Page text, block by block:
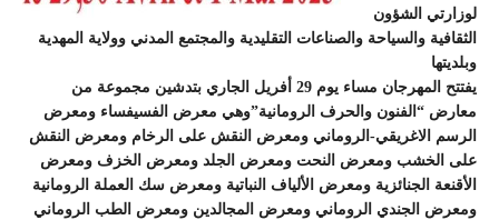
لوزارتي الشؤون
الثقافية والسياحة والصناعات التقليدية والمجتمع المدني وولاية المهدية
وبلديتها
يفتتح المهرجان مساء يوم 29 أفريل الجاري بتدشين مجموعة من
معارض “الفنون والحرف الرومانية”وهي معرض الفسيفساء ومعرض
الرسم الاغريقي-الروماني ومعرض النقش على الرخام ومعرض النقش
على الخشب ومعرض النحت ومعرض الجلد ومعرض الخزف ومعرض
الأقنعة الجنائزية ومعرض الألياف النباتية ومعرض سك العملة الرومانية
ومعرض الجندي الروماني ومعرض المجالدين ومعرض الطب الروماني